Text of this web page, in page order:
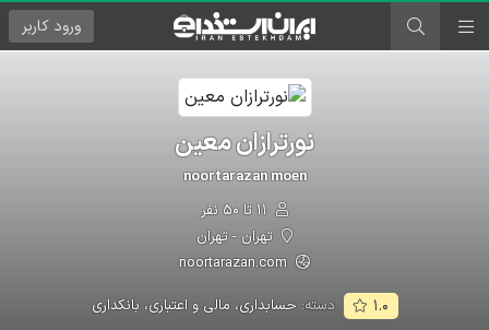
ورود کاربر
نورترازان معین
noortarazan moen
تهران - تهران
۱.۰ دسته:حسابداری، مالی و اعتباری، بانکداری